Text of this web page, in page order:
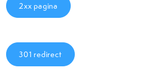
2xx pagina
301 redirect